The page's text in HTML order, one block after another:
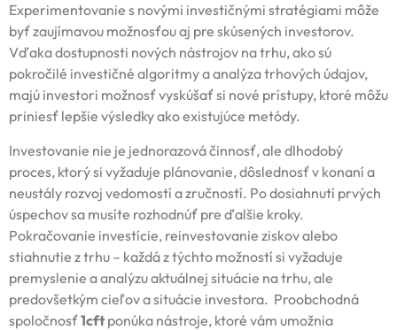
Experimentovanie s novými investičnými stratégiami môže
byť zaujímavou možnosťou aj pre skúsených investorov.
Vďaka dostupnosti nových nástrojov na trhu, ako sú
pokročilé investičné algoritmy a analýza trhových údajov,
majú investori možnosť vyskúšať si nové prístupy, ktoré môžu
priniesť lepšie výsledky ako existujúce metódy.
Investovanie nie je jednorazová činnosť, ale dlhodobý
proces, ktorý si vyžaduje plánovanie, dôslednosť v konaní a
neustály rozvoj vedomostí a zručností. Po dosiahnutí prvých
úspechov sa musíte rozhodnúť pre ďalšie kroky.
Pokračovanie investície, reinvestovanie ziskov alebo
stiahnutie z trhu – každá z týchto možností si vyžaduje
premyslenie a analýzu aktuálnej situácie na trhu, ale
predovšetkým cieľov a situácie investora. Proobchodná
spoločnosť1cft ponúka nástroje, ktoré vám umožnia